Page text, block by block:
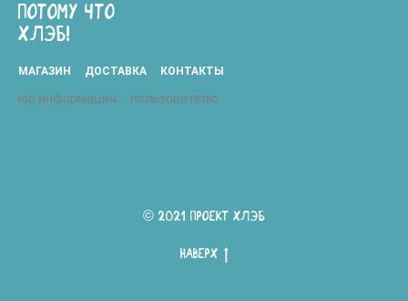
ПОТОМУ ЧТО
ХЛЭБ!
МАГАЗИН ДОСТАВКА КОНТАКТЫ
юр информация пользователю
© 2021 ПРОЕКТ ХЛЭБ
Наверх